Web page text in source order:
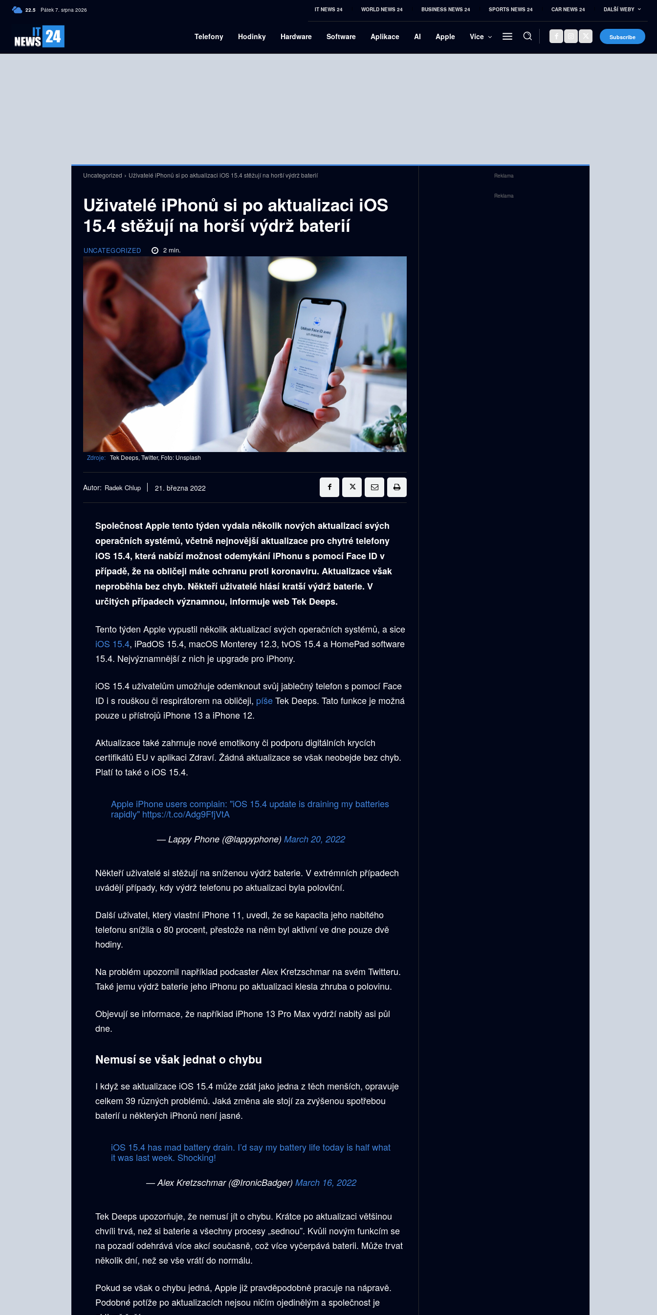
22.5 C Czech
Pátek 7. srpna 2026 IT NEWS 24 WORLD NEWS 24 BUSINESS NEWS 24 SPORTS NEWS 24 CAR NEWS 24 DALŠÍ WEBY
Telefony Hodinky Hardware Software Aplikace AI Apple Více Subscribe
Uncategorized Uživatelé iPhonů si po aktualizaci iOS 15.4 stěžují na horší výdrž baterií
Uživatelé iPhonů si po aktualizaci iOS
15.4 stěžují na horší výdrž baterií
UNCATEGORIZED 2min.
Zdroje: Tek Deeps, Twitter, Foto: Unsplash
Autor: Radek Chlup 21. března 2022
Společnost Apple tento týden vydala několik nových aktualizací svých
operačních systémů, včetně nejnovější aktualizace pro chytré telefony
iOS 15.4, která nabízí možnost odemykání iPhonu s pomocí Face ID v
případě, že na obličeji máte ochranu proti koronaviru. Aktualizace však
neproběhla bez chyb. Někteří uživatelé hlásí kratší výdrž baterie. V
určitých případech významnou, informuje web Tek Deeps.
Tento týden Apple vypustil několik aktualizací svých operačních systémů, a sice
iOS 15.4, iPadOS 15.4, macOS Monterey 12.3, tvOS 15.4 a HomePad software
15.4. Nejvýznamnější z nich je upgrade pro iPhony.
iOS 15.4 uživatelům umožňuje odemknout svůj jablečný telefon s pomocí Face
ID i s rouškou či respirátorem na obličeji, píšeTek Deeps. Tato funkce je možná
pouze u přístrojů iPhone 13 a iPhone 12.
Aktualizace také zahrnuje nové emotikony či podporu digitálních krycích
certifikátů EU v aplikaci Zdraví. Žádná aktualizace se však neobejde bez chyb.
Platí to také o iOS 15.4.
Apple iPhone users complain: "iOS 15.4 update is draining my batteries
rapidly" https://t.co/Adg9FfjVtA
— Lappy Phone (@lappyphone)March 20, 2022
Někteří uživatelé si stěžují na sníženou výdrž baterie. V extrémních případech
uvádějí případy, kdy výdrž telefonu po aktualizaci byla poloviční.
Další uživatel, který vlastní iPhone 11, uvedl, že se kapacita jeho nabitého
telefonu snížila o 80 procent, přestože na něm byl aktivní ve dne pouze dvě
hodiny.
Na problém upozornil například podcaster Alex Kretzschmar na svém Twitteru.
Také jemu výdrž baterie jeho iPhonu po aktualizaci klesla zhruba o polovinu.
Objevují se informace, že například iPhone 13 Pro Max vydrží nabitý asi půl
dne.
Nemusí se však jednat o chybu
I když se aktualizace iOS 15.4 může zdát jako jedna z těch menších, opravuje
celkem 39 různých problémů. Jaká změna ale stojí za zvýšenou spotřebou
baterií u některých iPhonů není jasné.
iOS 15.4 has mad battery drain. I’d say my battery life today is half what
it was last week. Shocking!
— Alex Kretzschmar (@IronicBadger) March 16, 2022
Tek Deeps upozorňuje, že nemusí jít o chybu. Krátce po aktualizaci většinou
chvíli trvá, než si baterie a všechny procesy „sednou”. Kvůli novým funkcím se
na pozadí odehrává více akcí současně, což více vyčerpává baterii. Může trvat
několik dní, než se vše vrátí do normálu.
Pokud se však o chybu jedná, Apple již pravděpodobně pracuje na nápravě.
Podobné potíže po aktualizacích nejsou ničím ojedinělým a společnost je
Reklama
Reklama